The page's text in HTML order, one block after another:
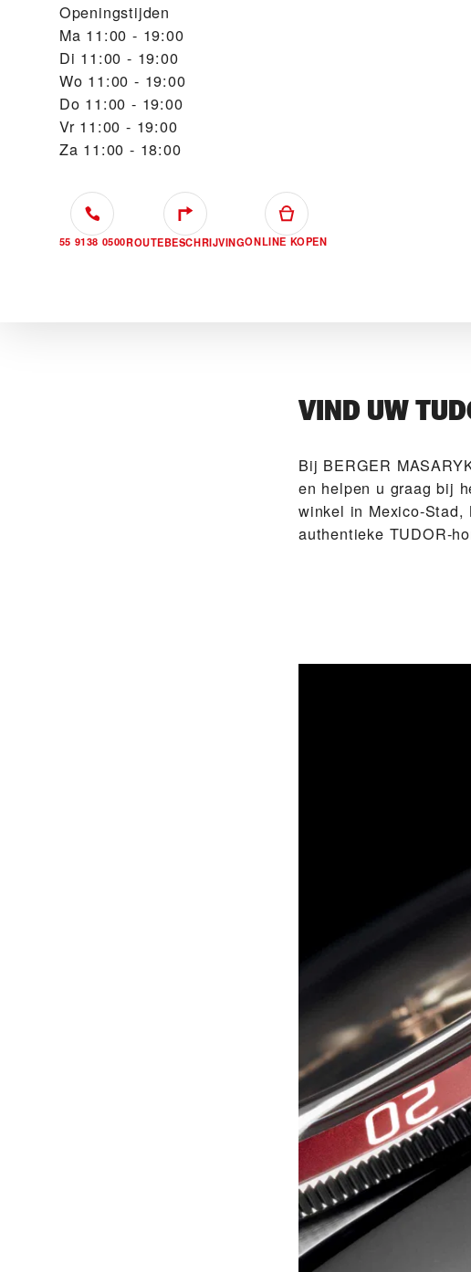
Openingstijden
Ma 11:00 - 19:00
Di 11:00 - 19:00
Wo 11:00 - 19:00
Do 11:00 - 19:00
Vr 11:00 - 19:00
Za 11:00 - 18:00
55 9138 0500ROUTEBESCHRIJVINGONLINE KOPEN
VIND UW
Bij ‭BERGER
en helpen u graag bij
winkel in Mexico-Stad,
authentieke TUDOR-